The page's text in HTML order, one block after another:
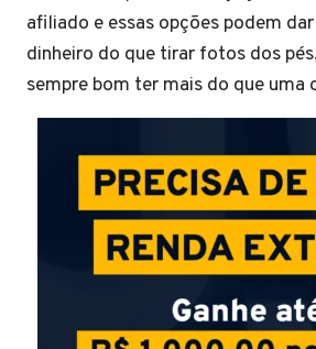
afiliado e essas opções podem
dinheiro do que tirar fotos dos
sempre bom ter mais do que uma